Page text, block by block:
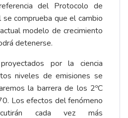
del Protocolo de
se comprueba que el cambio
modelo de crecimiento
detenerse.
por la ciencia
niveles de emisiones se
la barrera de los 2ºC
Los efectos del fenómeno
cada vez más